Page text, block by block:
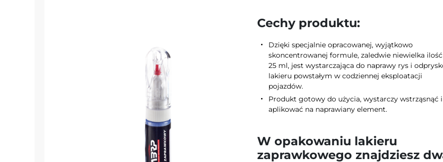
Cechy produktu:
Dzięki specjalnie opracowanej, wyjątkowo
skoncentrowanej formule, zaledwie niewielka ilość
25 ml, jest wystarczająca do naprawy rys i
lakieru powstałym w codziennej eksploatacji
pojazdów.
Produkt gotowy do użycia, wystarczy wstrząsnąć i
aplikować na naprawiany element.
W opakowaniu lakieru
zaprawkowego znajdziesz